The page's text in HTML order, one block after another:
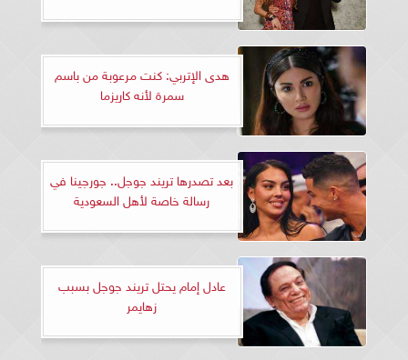
هدى الإتربي: كنت مرعوبة من باسم
سمرة لأنه كاريزما
بعد تصدرها تريند جوجل.. جورجينا في
رسالة خاصة لأهل السعودية
عادل إمام يحتل تريند جوجل بسبب
زهايمر